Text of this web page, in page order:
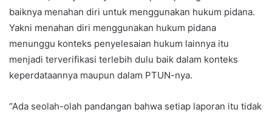
baiknya menahan diri untuk menggunakan hukum pidana.
Yakni menahan diri menggunakan hukum pidana
menunggu konteks penyelesaian hukum lainnya itu
menjadi terverifikasi terlebih dulu baik dalam konteks
keperdataannya maupun dalam PTUN-nya.
“Ada seolah-olah pandangan bahwa setiap laporan itu tidak